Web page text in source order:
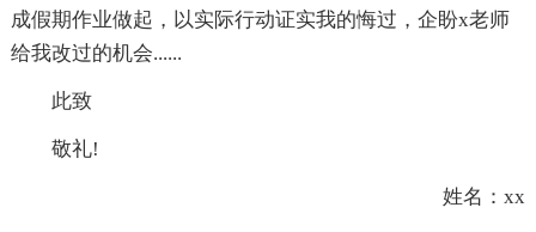
成假期作业做起，以实际行动证实我的悔过，企盼x老师
给我改过的机会......
此致
敬礼!
姓名：xx